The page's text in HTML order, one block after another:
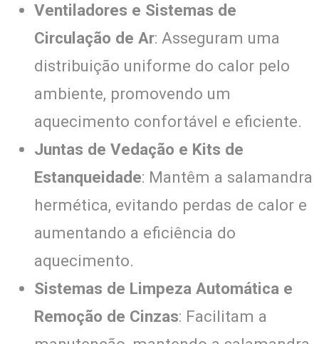
Ventiladores e Sistemas de
Circulação de Ar: Asseguram uma
distribuição uniforme do calor pelo
ambiente, promovendo um
aquecimento confortável e eficiente.
Juntas de Vedação e Kits de
Estanqueidade: Mantêm a salamandra
hermética, evitando perdas de calor e
aumentando a eficiência do
aquecimento.
Sistemas de Limpeza Automática e
Remoção de Cinzas: Facilitam a